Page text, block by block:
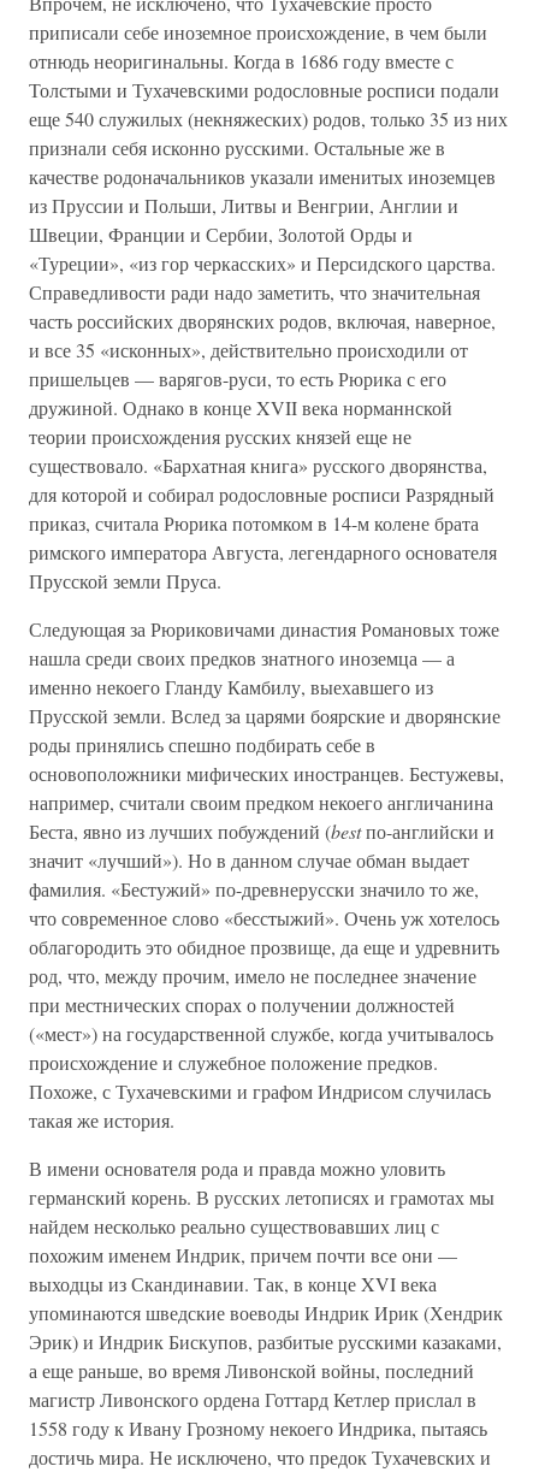
приписали себе иноземное происхождение, в чем были
отнюдь неоригинальны. Когда в 1686 году вместе с
Толстыми и Тухачевскими родословные росписи подали
еще 540 служилых (некняжеских) родов, только 35 из них
признали себя исконно русскими. Остальные же в
качестве родоначальников указали именитых иноземцев
из Пруссии и Польши, Литвы и Венгрии, Англии и
Швеции, Франции и Сербии, Золотой Орды и
«Туреции», «из гор черкасских» и Персидского царства.
Справедливости ради надо заметить, что значительная
часть российских дворянских родов, включая, наверное,
и все 35 «исконных», действительно происходили от
пришельцев — варягов-руси, то есть Рюрика с его
дружиной. Однако в конце XVII века норманнской
теории происхождения русских князей еще не
существовало. «Бархатная книга» русского дворянства,
для которой и собирал родословные росписи Разрядный
приказ, считала Рюрика потомком в 14-м колене брата
римского императора Августа, легендарного основателя
Прусской земли Пруса.
Следующая за Рюриковичами династия Романовых тоже
нашла среди своих предков знатного иноземца — а
именно некоего Гланду Камбилу, выехавшего из
Прусской земли. Вслед за царями боярские и дворянские
роды принялись спешно подбирать себе в
основоположники мифических иностранцев. Бестужевы,
например, считали своим предком некоего англичанина
Беста, явно из лучших побуждений (bestпо-английски и
значит «лучший»). Но в данном случае обман выдает
фамилия. «Бестужий» по-древнерусски значило то же,
что современное слово «бесстыжий». Очень уж хотелось
облагородить это обидное прозвище, да еще и удревнить
род, что, между прочим, имело не последнее значение
при местнических спорах о получении должностей
(«мест») на государственной службе, когда учитывалось
происхождение и служебное положение предков.
Похоже, с Тухачевскими и графом Индрисом случилась
такая же история.
В имени основателя рода и правда можно уловить
германский корень. В русских летописях и грамотах мы
найдем несколько реально существовавших лиц с
похожим именем Индрик, причем почти все они —
выходцы из Скандинавии. Так, в конце XVI века
упоминаются шведские воеводы Индрик Ирик (Хендрик
Эрик) и Индрик Бискупов, разбитые русскими казаками,
а еще раньше, во время Ливонской войны, последний
магистр Ливонского ордена Готтард Кетлер прислал в
1558 году к Ивану Грозному некоего Индрика, пытаясь
достичь мира. Не исключено, что предок Тухачевских и